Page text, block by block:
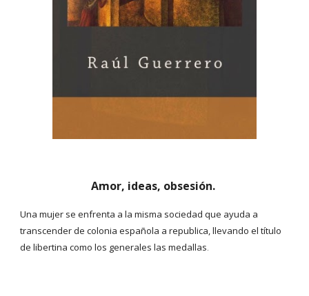
Amor, ideas, obsesión.
Una mujer se enfrenta a la misma sociedad que ayuda a
transcender de colonia española a republica, llevando el título
de libertina como los generales las medallas.